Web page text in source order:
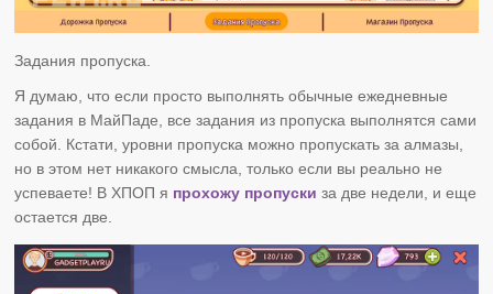
Задания пропуска.
Я думаю, что если просто выполнять обычные ежедневные
задания в МайПаде, все задания из пропуска выполнятся сами
собой. Кстати, уровни пропуска можно пропускать за алмазы,
но в этом нет никакого смысла, только если вы реально не
успеваете! В ХПОП я прохожу пропуски за две недели, и еще
остается две.